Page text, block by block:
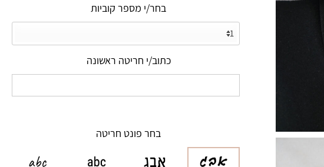
בחר/י מספר קוביות
כתוב/י חריטה ראשונה
בחר פונט חריטה